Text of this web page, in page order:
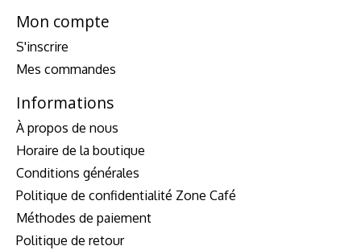
Mon compte
S'inscrire
Mes commandes
Informations
À propos de nous
Horaire de la boutique
Conditions générales
Politique de confidentialité Zone Café
Méthodes de paiement
Politique de retour